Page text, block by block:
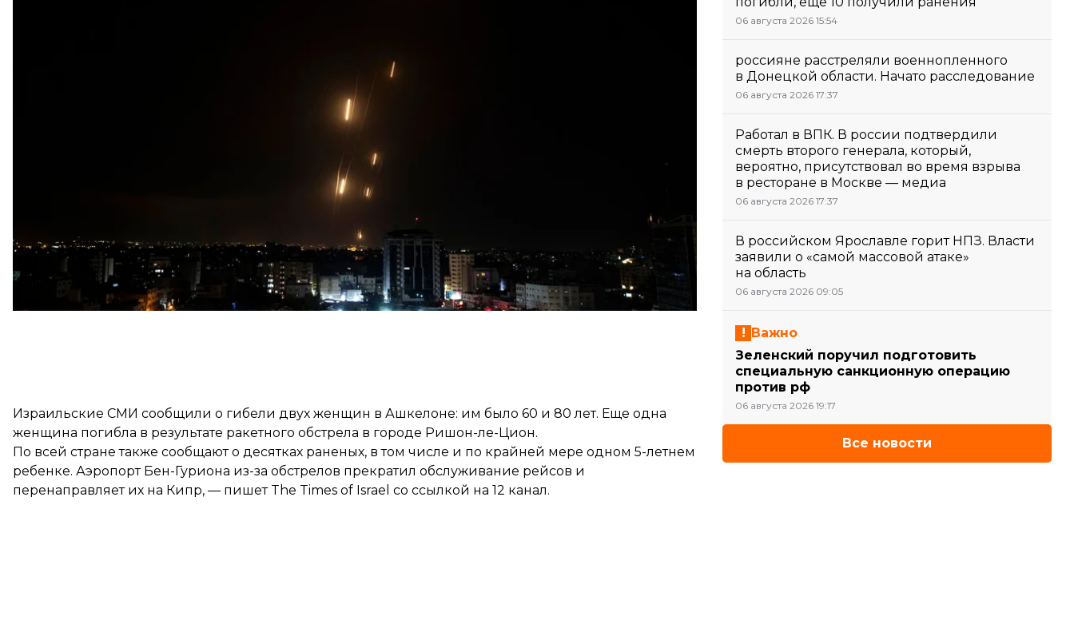
Тель-Авива и объявил о начале обстрелов цивильных домов, где, по их информации, ХАМАС хранит
Палестинская военизированная группировка ХАМАС заявила, что запустила 137 ракет в сторону
южной части Израиля в течение менее чем пяти минут, стремясь перегрузить его систему
противовоздушной обороны «Железный купол». В общем ХАМАС выпустил более 400 ракет.
Израильские СМИ сообщили о гибели двух женщин в Ашкелоне: им было 60 и 80 лет. Еще одна
женщина погибла в результате ракетного обстрела в городе Ришон-ле-Цион.
По всей стране также сообщают о десятках раненых, в том числе и по крайней мере одном 5-летнем
ребенке. Аэропорт Бен-Гуриона из-за обстрелов прекратил обслуживание рейсов и
перенаправляет их на Кипр, — пишет The Times of Israel со ссылкой на 12 канал.
06 августа 2026 15:54
россияне расстреляли военнопленного
в Донецкой области. Начато расследование
06 августа 2026 17:37
Работал в ВПК. В россии подтвердили
смерть второго генерала, который,
вероятно, присутствовал во время взрыва
в ресторане в Москве — медиа
06 августа 2026 17:37
В российском Ярославле горит НПЗ. Власти
заявили о «самой массовой атаке»
на область
06 августа 2026 09:05
Важно
Зеленский поручил подготовить
специальную санкционную операцию
против рф
06 августа 2026 19:17
Все новости